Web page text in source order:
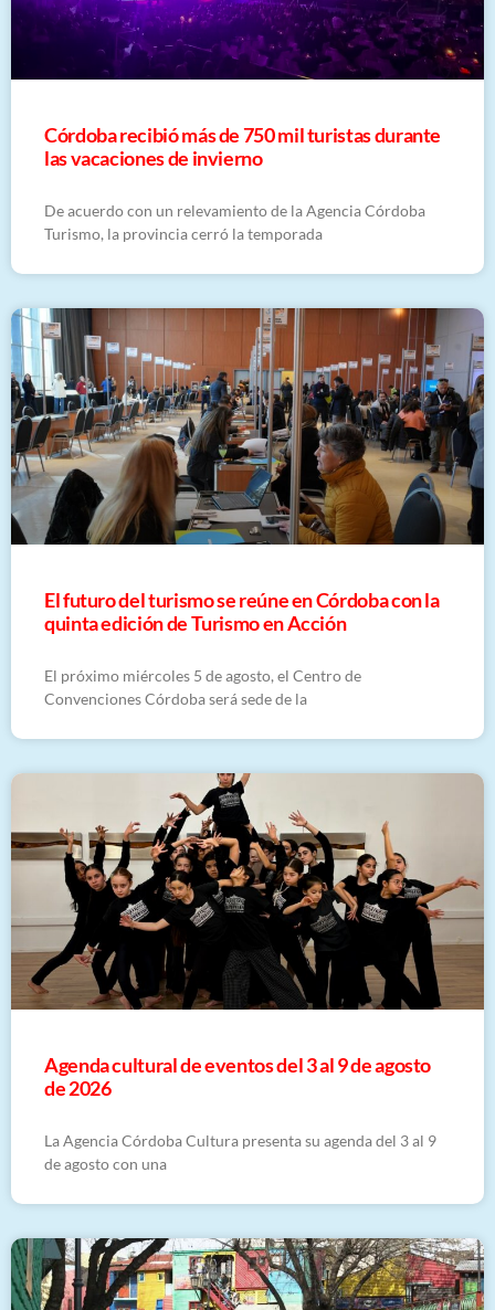
Córdoba recibió más de 750 mil turistas durante
las vacaciones de invierno
De acuerdo con un relevamiento de la Agencia Córdoba
Turismo, la provincia cerró la temporada
El futuro del turismo se reúne en Córdoba con la
quinta edición de Turismo en Acción
El próximo miércoles 5 de agosto, el Centro de
Convenciones Córdoba será sede de la
​Agenda cultural de eventos del 3 al 9 de agosto
de 2026
La Agencia Córdoba Cultura presenta su agenda del 3 al 9
de agosto con una